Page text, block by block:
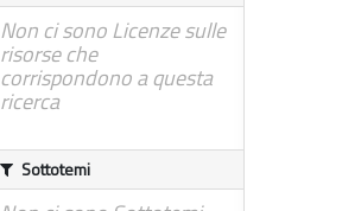
Non ci sono Licenze sulle
risorse che
corrispondono a questa
ricerca
Sottotemi